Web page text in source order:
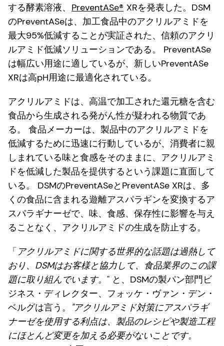
する酵素溶液、 PreventASe® XRを発表した。DSM
のPreventASeは、加工食品中のアクリルアミドを
最大95%低減することが実証された、信頼のアクリ
ルアミド低減ソリューションである。 PreventASe
は幅広い用途に適しているが、新しいPreventASe
XRは高pH用途に最適化されている。
アクリルアミドは、高温で加工された還元糖を含む
食品から生成される発がん性が疑われる物質であ
る。 食品メーカーは、製品中のアクリルアミドを
低減するために迅速に行動しているが、消費者に親
しまれている味と食感をそのままに、アクリルアミ
ドを低減した製品を提供するという課題に直面して
いる。 DSMのPreventASeとPreventASe XRは、多
くの食品に含まれる遊離アスパラギンを変換するア
スパラギナーゼで、味、食感、保存性に影響を与え
ることなく、アクリルアミドの生成を防止する。
「アクリルアミドに関する世界的な話題は過熱して
おり、DSMはお客様と協力して、食品業界のこの課
題に取り組んでいます。 " と、DSMの製パン部門ビ
ジネス・ディレクター、フォッケ・ヴァン・デン・
ベルグは言う。
"アクリルアミド対策にアスパラギ
ナーゼを使用する利点は、製品のレシピや製造工程
にほとんど変更を加える必要がないことです。